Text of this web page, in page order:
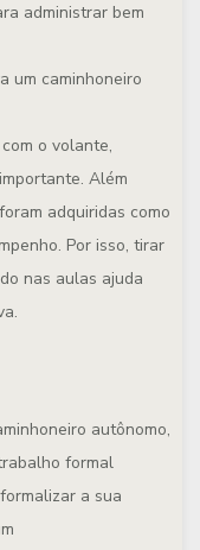
administrar bem
um caminhoneiro
o volante,
Além
adquiridas como
Por isso, tirar
nas aulas ajuda
autônomo,
formal
a sua